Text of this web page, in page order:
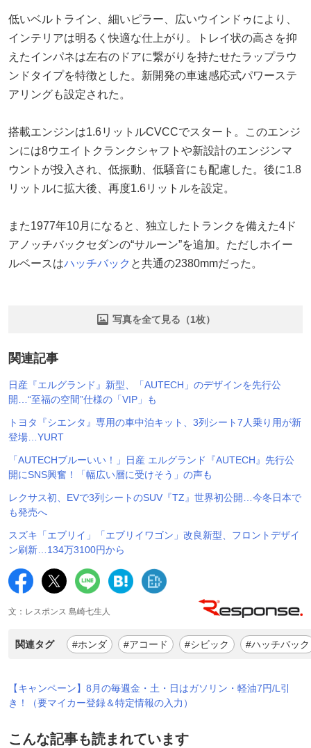
低いベルトライン、細いピラー、広いウインドゥにより、
インテリアは明るく快適な仕上がり。トレイ状の高さを抑
えたインパネは左右のドアに繋がりを持たせたラップラウ
ンドタイプを特徴とした。新開発の車速感応式パワーステ
アリングも設定された。
搭載エンジンは1.6リットルCVCCでスタート。このエンジ
ンには8ウエイトクランクシャフトや新設計のエンジンマ
ウントが投入され、低振動、低騒音にも配慮した。後に1.8
リットルに拡大後、再度1.6リットルを設定。
また1977年10月になると、独立したトランクを備えた4ド
アノッチバックセダンの“サルーン”を追加。ただしホイー
ルベースはハッチバック と共通の2380mmだった。
写真を全て見る（1枚）
関連記事
日産『エルグランド』新型、「AUTECH」のデザインを先行公
開…“至福の空間”仕様の「VIP」も
トヨタ『シエンタ』専用の車中泊キット、3列シート7人乗り用が新
登場…YURT
「AUTECHブルーいい！」日産 エルグランド『AUTECH』先行公
開にSNS興奮！「幅広い層に受けそう」の声も
レクサス初、EVで3列シートのSUV『TZ』世界初公開…今冬日本で
も発売へ
スズキ「エブリイ」「エブリイワゴン」改良新型、フロントデザイ
ン刷新…134万3100円から
文：レスポンス 島崎七生人
関連タグ #ホンダ #アコード #シビック #ハッチバック
【キャンペーン】8月の毎週金・土・日はガソリン・軽油7円/L引
き！（要マイカー登録＆特定情報の入力）
こんな記事も読まれています